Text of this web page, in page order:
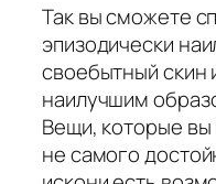
Так вы сможете
эпизодически
своебытный скин
наилучшим
Вещи, которые вы
не самого